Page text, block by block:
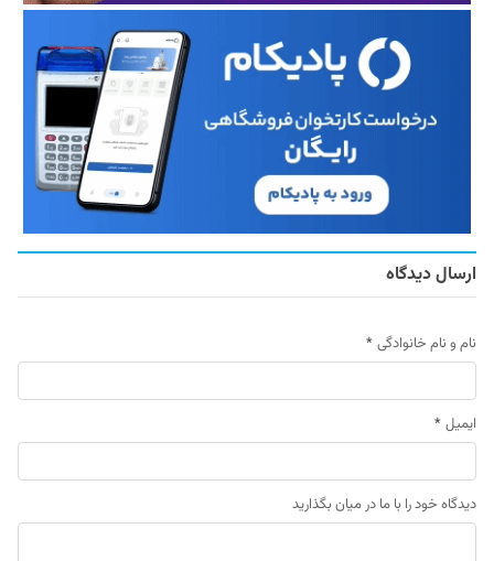
ارسال دیدگاه
نام و نام خانوادگی *
ایمیل *
دیدگاه خود را با ما در میان بگذارید